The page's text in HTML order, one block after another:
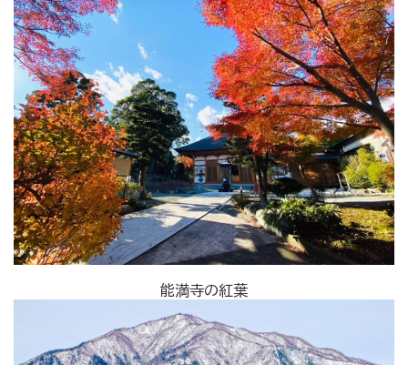
能満寺の紅葉